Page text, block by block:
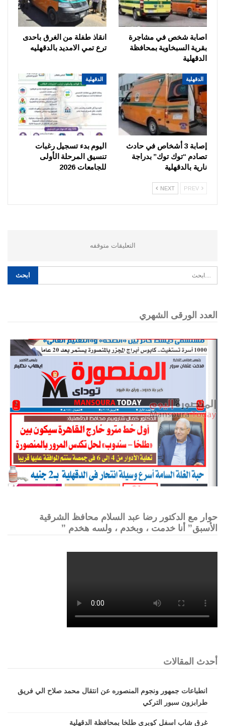
اصابة شخص في مشاجرة
بقرية السبخاوية بمحافظة
الدقهلية
انقاذ طفلة من الغرق باحدى
ترع تمي الامديد بالدقهليه
الدقهلية
إصابة 3 أشخاص في حادث
تصادم “توك توك” بدراجة
نارية بالدقهلية
الدقهلية
اليوم بدء تسجيل رغبات
تنسيق المرحلة الأولى
للجامعات 2026
NEXT
التعليقات متوقفه
العدد الورقى الشهري
حوار مع الدكتور رضا عبد السلام محافظ الشرقية
الأسبق” أنا خدمت ، وبخدم ، ولسه هخدم ”
أحدث المقالات
انطباعات جمهور ونجوم المنصوره عن انتقال محمد صلاح الي فريق
طرابزون سبور التركي
غرق شاب اسفل كوبرى طلخا بمحافظة الدقهلية